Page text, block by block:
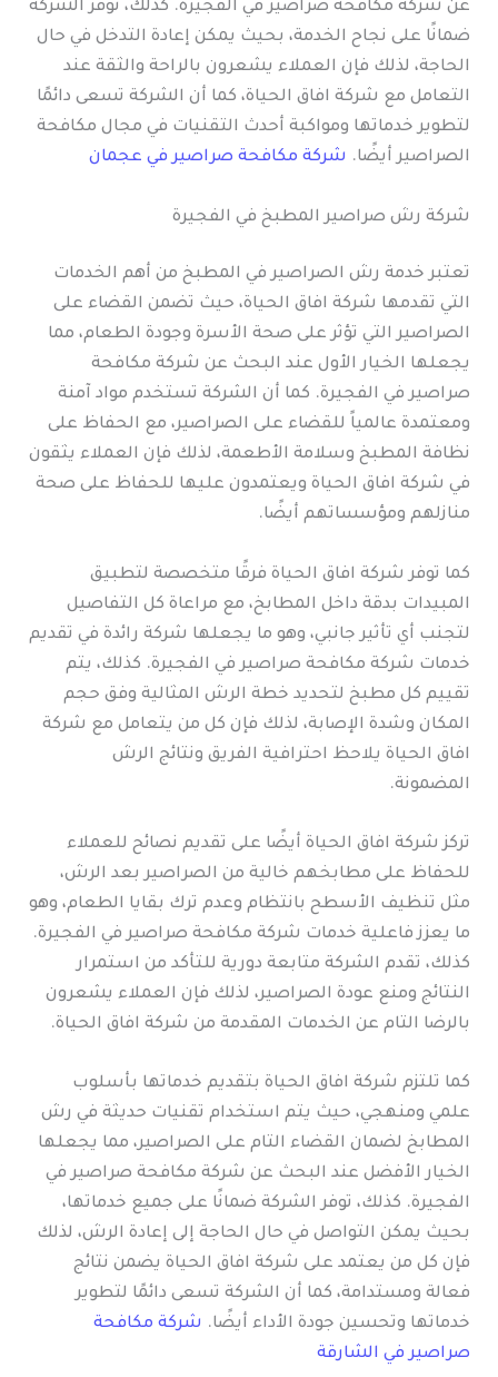
عن شركة مكافحة صراصير في الفجيرة. كذلك، توفر الشركة
ضمانًا على نجاح الخدمة، بحيث يمكن إعادة التدخل في حال
الحاجة، لذلك فإن العملاء يشعرون بالراحة والثقة عند
التعامل مع شركة افاق الحياة، كما أن الشركة تسعى دائمًا
لتطوير خدماتها ومواكبة أحدث التقنيات في مجال مكافحة
الصراصير أيضًا. شركة مكافحة صراصير في عجمان
شركة رش صراصير المطبخ في الفجيرة
تعتبر خدمة رش الصراصير في المطبخ من أهم الخدمات
التي تقدمها شركة افاق الحياة، حيث تضمن القضاء على
الصراصير التي تؤثر على صحة الأسرة وجودة الطعام، مما
يجعلها الخيار الأول عند البحث عن شركة مكافحة
صراصير في الفجيرة. كما أن الشركة تستخدم مواد آمنة
ومعتمدة عالمياً للقضاء على الصراصير، مع الحفاظ على
نظافة المطبخ وسلامة الأطعمة، لذلك فإن العملاء يثقون
في شركة افاق الحياة ويعتمدون عليها للحفاظ على صحة
منازلهم ومؤسساتهم أيضًا.
كما توفر شركة افاق الحياة فرقًا متخصصة لتطبيق
المبيدات بدقة داخل المطابخ، مع مراعاة كل التفاصيل
لتجنب أي تأثير جانبي، وهو ما يجعلها شركة رائدة في تقديم
خدمات شركة مكافحة صراصير في الفجيرة. كذلك، يتم
تقييم كل مطبخ لتحديد خطة الرش المثالية وفق حجم
المكان وشدة الإصابة، لذلك فإن كل من يتعامل مع شركة
افاق الحياة يلاحظ احترافية الفريق ونتائج الرش
المضمونة.
تركز شركة افاق الحياة أيضًا على تقديم نصائح للعملاء
للحفاظ على مطابخهم خالية من الصراصير بعد الرش،
مثل تنظيف الأسطح بانتظام وعدم ترك بقايا الطعام، وهو
ما يعزز فاعلية خدمات شركة مكافحة صراصير في الفجيرة.
كذلك، تقدم الشركة متابعة دورية للتأكد من استمرار
النتائج ومنع عودة الصراصير، لذلك فإن العملاء يشعرون
بالرضا التام عن الخدمات المقدمة من شركة افاق الحياة.
كما تلتزم شركة افاق الحياة بتقديم خدماتها بأسلوب
علمي ومنهجي، حيث يتم استخدام تقنيات حديثة في رش
المطابخ لضمان القضاء التام على الصراصير، مما يجعلها
الخيار الأفضل عند البحث عن شركة مكافحة صراصير في
الفجيرة. كذلك، توفر الشركة ضمانًا على جميع خدماتها،
بحيث يمكن التواصل في حال الحاجة إلى إعادة الرش، لذلك
فإن كل من يعتمد على شركة افاق الحياة يضمن نتائج
فعالة ومستدامة، كما أن الشركة تسعى دائمًا لتطوير
خدماتها وتحسين جودة الأداء أيضًا. شركة مكافحة
صراصير في الشارقة